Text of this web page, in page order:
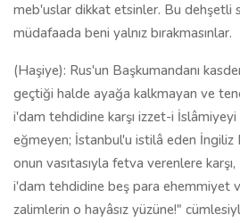
meb'uslar dikkat etsinler. Bu dehşetli
müdafaada beni yalnız bırakmasınlar.
(Haşiye): Rus'un Başkumandanı
geçtiği halde ayağa kalkmayan ve
i'dam tehdidine karşı izzet-i İslâmiyeyi
eğmeyen; İstanbul'u istilâ eden İngiliz
onun vasıtasıyla fetva verenlere
i'dam tehdidine beş para ehemmiyet
zalimlerin o hayâsız yüzüne!"